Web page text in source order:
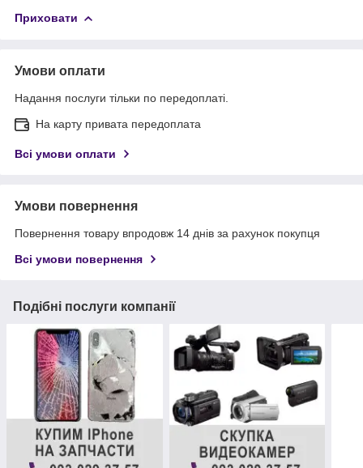
Приховати
Умови оплати
Надання послуги тільки по передоплаті.
На карту привата передоплата
Всі умови оплати
Умови повернення
Повернення товару впродовж 14 днів за рахунок покупця
Всі умови повернення
Подібні послуги компанії